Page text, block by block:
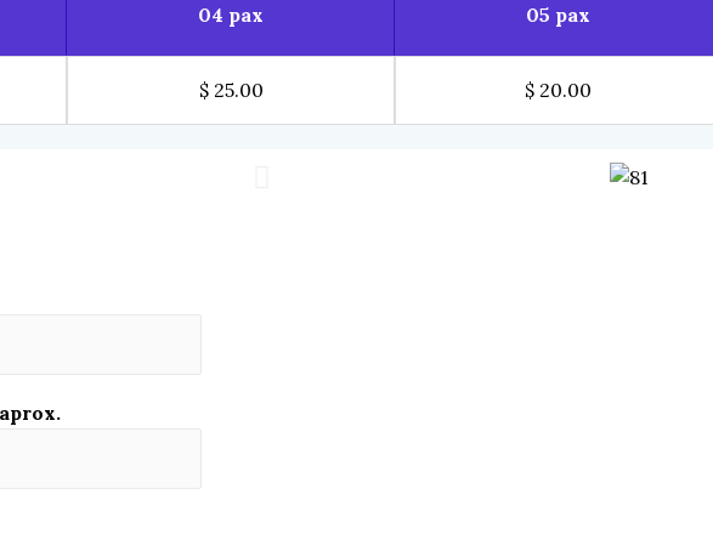
04 pax 05 pax
$ 25.00 $ 20.00